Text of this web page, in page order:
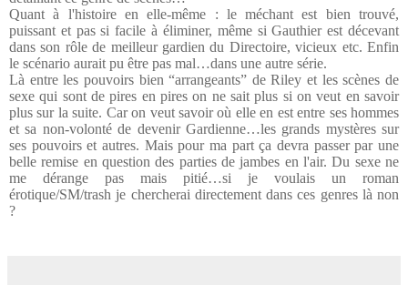
Quant à l'histoire en elle-même : le méchant est bien trouvé,
puissant et pas si facile à éliminer, même si Gauthier est décevant
dans son rôle de meilleur gardien du Directoire, vicieux etc. Enfin
le scénario aurait pu être pas mal…dans une autre série.
Là entre les pouvoirs bien “arrangeants” de Riley et les scènes de
sexe qui sont de pires en pires on ne sait plus si on veut en savoir
plus sur la suite. Car on veut savoir où elle en est entre ses hommes
et sa non-volonté de devenir Gardienne…les grands mystères sur
ses pouvoirs et autres. Mais pour ma part ça devra passer par une
belle remise en question des parties de jambes en l'air. Du sexe ne
me dérange pas mais pitié…si je voulais un roman
érotique/SM/trash je chercherai directement dans ces genres là non
?